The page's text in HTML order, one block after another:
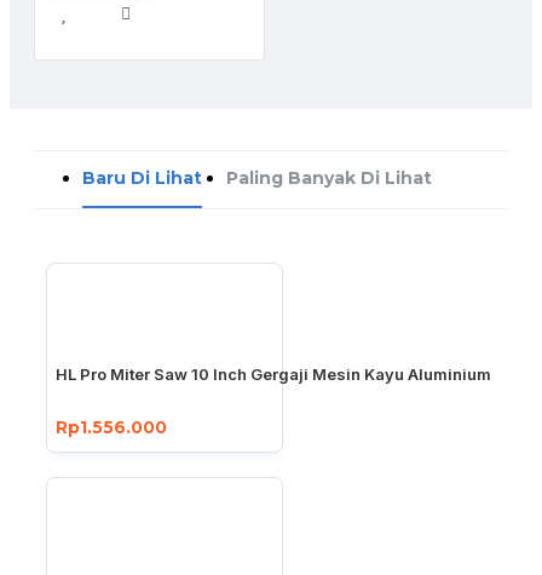
Baru Di Lihat Paling Banyak Di Lihat
HL Pro Miter Saw 10 Inch Gergaji Mesin Kayu Aluminium
Rp1.556.000